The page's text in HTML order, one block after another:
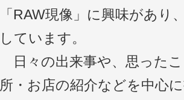
「RAW現像」に興味があり
しています。
日々の出来事や、思った
所・お店の紹介などを中心